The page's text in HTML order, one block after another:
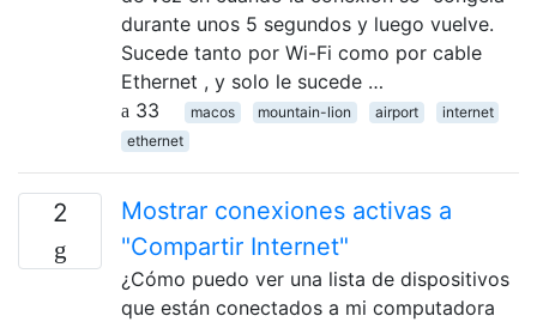
durante unos 5 segundos y luego vuelve.
Sucede tanto por Wi-Fi como por cable
Ethernet , y solo le sucede …
33
macos mountain-lion airport
internet
ethernet
2
Mostrar conexiones activas a
"Compartir Internet"
¿Cómo puedo ver una lista de dispositivos
que están conectados a mi computadora